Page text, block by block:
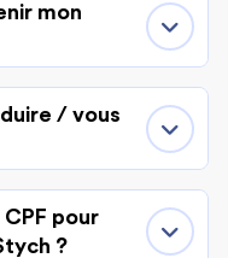
mon
/ vous
pour
?